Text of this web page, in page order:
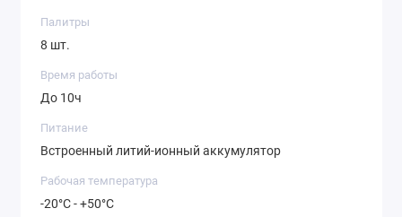
Палитры
8 шт.
Время работы
До 10ч
Питание
Встроенный литий-ионный аккумулятор
Рабочая температура
-20°C - +50°C